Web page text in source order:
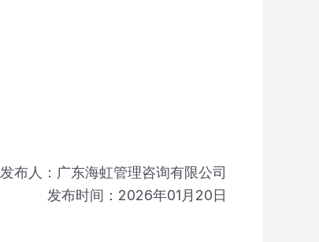
发布人：广东海虹管理咨询有限公司
发布时间：2026年01月20日